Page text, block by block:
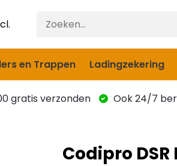
en Trappen Ladingzekering
gratis verzonden Ook 24/7
Codipro